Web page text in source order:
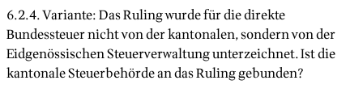
6.2.4. Variante: Das Ruling wurde für die direkte
Bundessteuer nicht von der kantonalen, sondern von der
Eidgenössischen Steuerverwaltung unterzeichnet. Ist die
kantonale Steuerbehörde an das Ruling gebunden?